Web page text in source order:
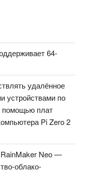
64-
удалённое
устройствами по
помощью плат
Pi Zero 2
Neo —
облако-